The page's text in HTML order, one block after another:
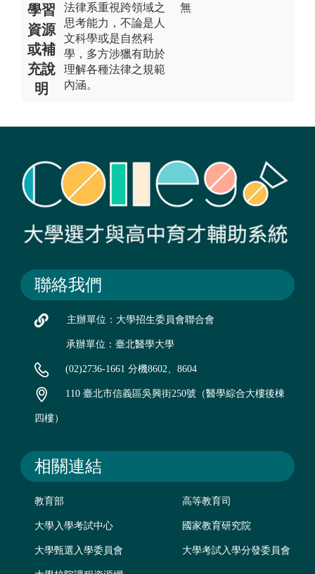
學習
資源
或補
充說
明
法律系重視跨領域之
思考能力，不論是人
文科學或是自然科
學，多方涉獵有助於
理解各種法律之規範
內涵。
無
聯絡我們
主辦單位：大學招生委員會聯合會
承辦單位：臺北醫學大學
(02)2736-1661 分機8602、8604
110 臺北市信義區吳興街250號（醫學綜合大樓後棟
四樓）
相關連結
教育部 高等教育司
大學入學考試中心 國家教育研究院
大學甄選入學委員會 大學考試入學分發委員會